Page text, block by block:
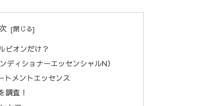
ビオンだけ？
ディショナーエッセンシャルN）
メントエッセンス
調査！